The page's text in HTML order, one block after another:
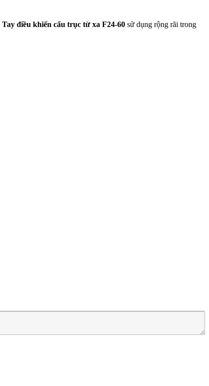
Tay điều khiển cẩu trục từ xa F24-60 sử dụng rộng rãi trong